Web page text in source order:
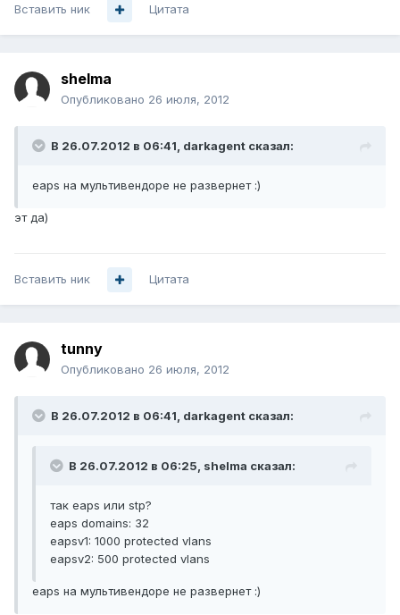
Вставить ник Цитата
shelma
Опубликовано 26 июля, 2012
В 26.07.2012 в 06:41, darkagent сказал:
eaps на мультивендоре не развернет :)
эт да)
Вставить ник Цитата
tunny
Опубликовано 26 июля, 2012
В 26.07.2012 в 06:41, darkagent сказал:
В 26.07.2012 в 06:25, shelma сказал:
так eaps или stp?
eaps domains: 32
eapsv1: 1000 protected vlans
eapsv2: 500 protected vlans
eaps на мультивендоре не развернет :)